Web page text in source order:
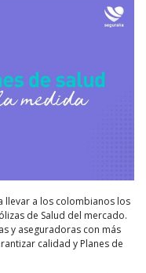
llevar a los colombianos los
de Salud del mercado.
y aseguradoras con más
calidad y Planes de